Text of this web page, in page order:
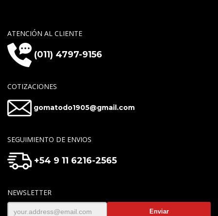
ATENCIÓN AL CLIENTE
(011) 4797-9156
COTIZACIONES
gomatodo1905@gmail.com
SEGUIMIENTO DE ENVIOS
+54 9 11 6216-2565
NEWSLETTER